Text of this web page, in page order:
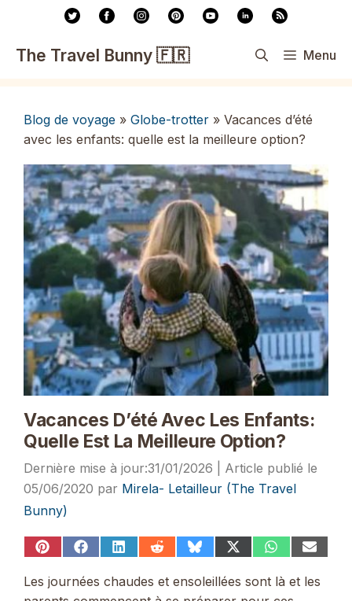
contenu
The Travel Bunny 🇫🇷 Menu
Blog de voyage » Globe-trotter » Vacances d’été
avec les enfants: quelle est la meilleure option?
Vacances D’été Avec Les Enfants:
Quelle Est La Meilleure Option?
31/01/2026
05/06/2020 par Mirela- Letailleur (The Travel
Bunny)
Share
Pinterest
Share
Facebook
Share
LinkedIn
Share
Reddit
Share
Bluesky
Share
(Twitter)
Share
WhatsApp
Share
Les journées chaudes et ensoleillées sont là et les